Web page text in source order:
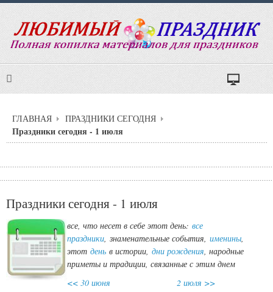
ГЛАВНАЯ ПРАЗДНИКИ СЕГОДНЯ
Праздники сегодня - 1 июля
Праздники сегодня - 1 июля
все, что несет в себе этот день: все
праздники, знаменательные события, именины,
этот день в истории, дни рождения, народные
приметы и традиции, связанные с этим днем
<< 30 июня
2 июля >>